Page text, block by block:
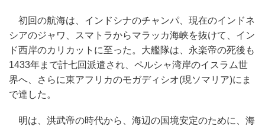
初回の航海は、インドシナのチャンパ、現在のインドネ
シアのジャワ、スマトラからマラッカ海峡を抜けて、イン
ド西岸のカリカットに至った。大艦隊は、永楽帝の死後も
1433年まで計七回派遣され、ペルシャ湾岸のイスラム世
界へ、さらに東アフリカのモガディシオ(現ソマリア)にま
で達した。
明は、洪武帝の時代から、海辺の国境安定のために、海